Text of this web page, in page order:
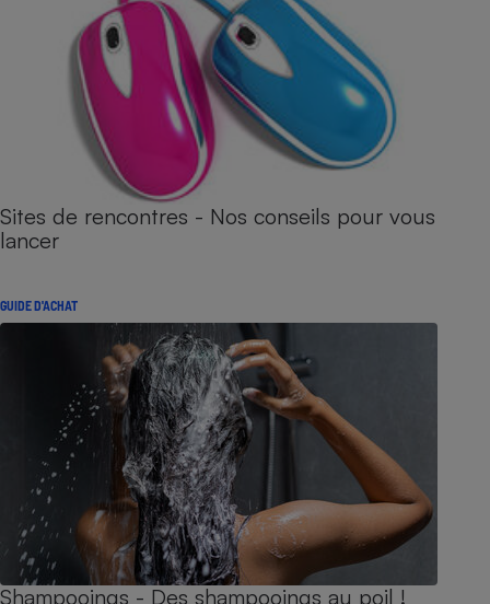
Sites de rencontres - Nos conseils pour vous
lancer
GUIDE D'ACHAT
Shampooings - Des shampooings au poil !